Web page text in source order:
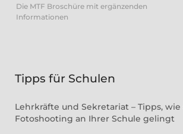
Die MTF Broschüre mit ergänzenden
Informationen
Tipps für Schulen
Lehrkräfte und Sekretariat – Tipps, wie
Fotoshooting an Ihrer Schule gelingt